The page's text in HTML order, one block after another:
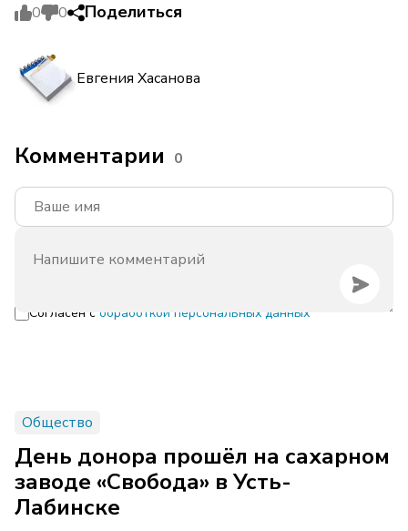
0 0 Поделиться
Евгения Хасанова
Комментарии 0
Согласен с обработкой персональных данных
Общество
День донора прошёл на сахарном
заводе «Свобода» в Усть-
Лабинске